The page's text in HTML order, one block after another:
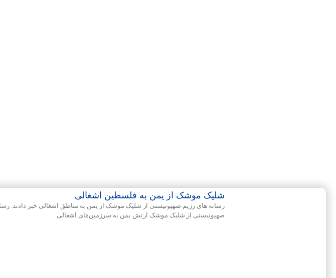
شلیک موشک از یمن به فلسطین اشغالی
رسانه های رژیم صهیونیستی از شلیک موشک از یمن به مناطق اشغالی خبر دادند.
صهیونیستی از شلیک موشک ارتش یمن به سرزمین‌های اشغالی